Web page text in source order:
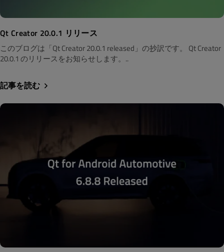
Qt Creator 20.0.1 リリース
このブログは「Qt Creator 20.0.1 released」の抄訳です。 Qt Creator
20.0.1 のリリースをお知らせします。..
記事を読む